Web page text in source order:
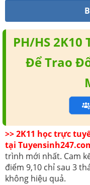
PH/HS
Để Trao
>> 2K11 học trực
tại
trình mới nhất. Cam
điểm 9,10 chỉ sau 3
không hiệu quả.